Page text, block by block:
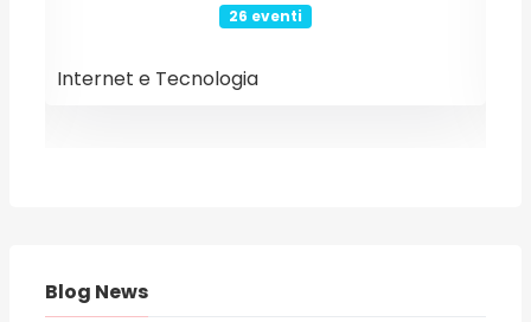
26 eventi
Internet e Tecnologia
Blog News